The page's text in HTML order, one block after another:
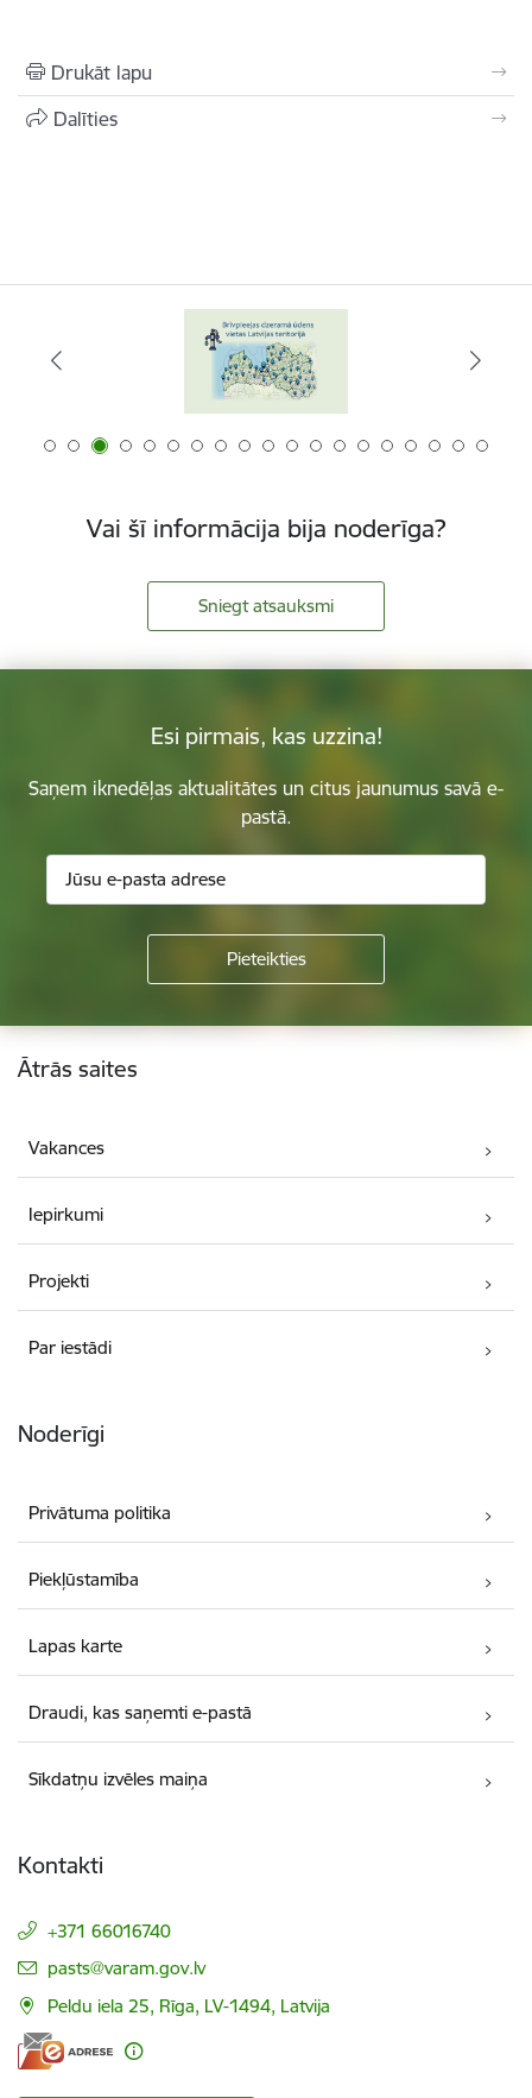
Drukāt lapu
Dalīties
Vai šī informācija bija noderīga?
Sniegt atsauksmi
Esi pirmais, kas uzzina!
Saņem iknedēļas aktualitātes un citus jaunumus savā e-
pastā.
Kājene
Ātrās saites
Vakances
Iepirkumi
Projekti
Par iestādi
Noderīgi
Privātuma politika
Piekļūstamība
Lapas karte
Draudi, kas saņemti e-pastā
Sīkdatņu izvēles maiņa
Kontakti
+371 66016740
E-pasts:
pasts@varam.gov.lv
Peldu iela 25, Rīga, LV-1494, Latvija